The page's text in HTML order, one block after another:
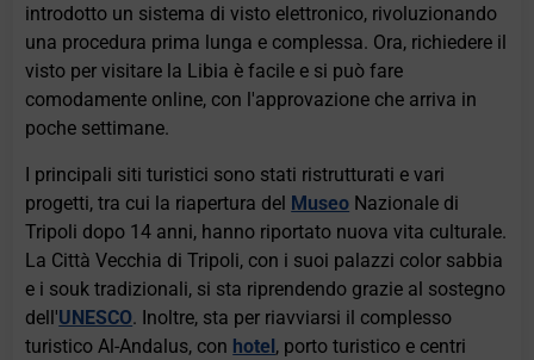
introdotto un sistema di visto elettronico, rivoluzionando
una procedura prima lunga e complessa. Ora, richiedere il
visto per visitare la Libia è facile e si può fare
comodamente online, con l'approvazione che arriva in
poche settimane.
I principali siti turistici sono stati ristrutturati e vari
progetti, tra cui la riapertura del Museo Nazionale di
Tripoli dopo 14 anni, hanno riportato nuova vita culturale.
La Città Vecchia di Tripoli, con i suoi palazzi color sabbia
e i souk tradizionali, si sta riprendendo grazie al sostegno
dell'UNESCO. Inoltre, sta per riavviarsi il complesso
turistico Al-Andalus, con hotel, porto turistico e centri